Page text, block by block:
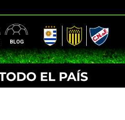
BLOG
AUF Peñarol Nacional